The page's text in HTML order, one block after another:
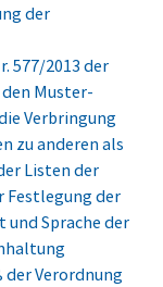
der
577/2013 der
den Muster-
Verbringung
zu anderen als
Listen der
Festlegung der
und Sprache der
Verordnung